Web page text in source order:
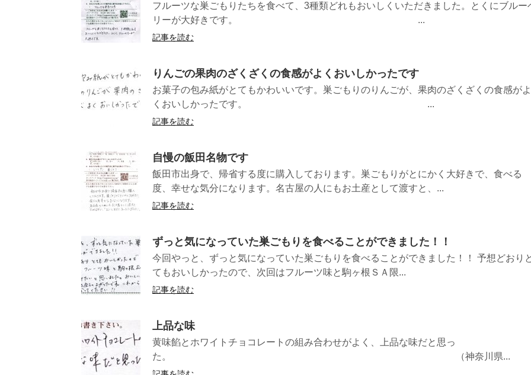
フルーツな巣ごもりたちを食べて、3種類どれもおいしくいただきました。とくにブルー
リーが大好きです。 ...
記事を読む
りんごの果肉のざくざくの食感がよくおいしかったです
お菓子の包み紙がとてもかわいいです。巣ごもりのりんごが、果肉のざくざくの食感がよ
くおいしかったです。 ...
記事を読む
自慢の飯田名物です
飯田市出身で、帰省する度に購入しております。巣ごもりがとにかく大好きで、食べる
度、幸せな気分になります。名古屋の人にもお土産として渡すと、...
記事を読む
ずっと気になっていた巣ごもりを食べることができました！！
今回やっと、ずっと気になっていた巣ごもりを食べることができました！！ 予想どおり
てもおいしかったので、次回はフルーツ味と駒ヶ根ＳＡ限...
記事を読む
上品な味
黄味餡とホワイトチョコレートの組み合わせがよく、上品な味だと思っ
た。 （神奈川県...